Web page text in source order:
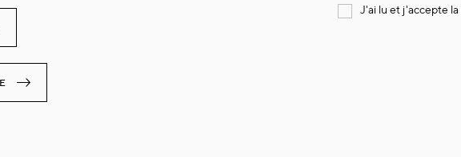
lettreJ'ai lu et j'accepte la